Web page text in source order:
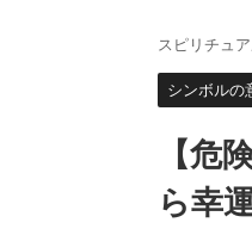
スピリチュ
シンボルの
【危
ら幸